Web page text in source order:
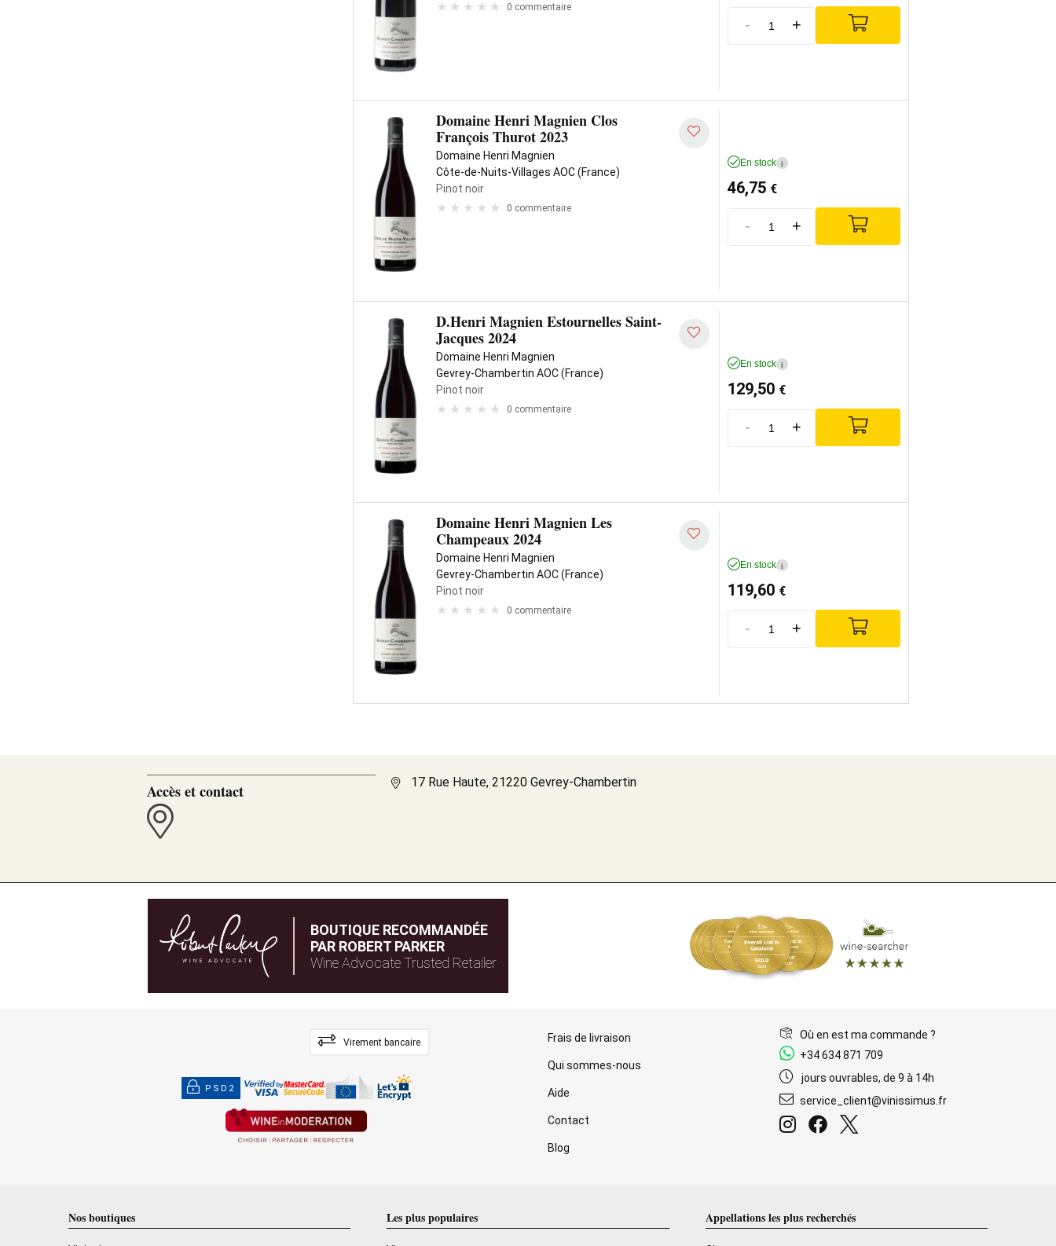
0 commentaire
- +
Domaine Henri Magnien Clos
François Thurot 2023
Domaine Henri Magnien
Côte-de-Nuits-Villages AOC (France)
Pinot noir
0 commentaire
En stock i
46,75 €
- +
D.Henri Magnien Estournelles Saint-
Jacques 2024
Domaine Henri Magnien
Gevrey-Chambertin AOC (France)
Pinot noir
0 commentaire
En stock i
129,50 €
- +
Domaine Henri Magnien Les
Champeaux 2024
Domaine Henri Magnien
Gevrey-Chambertin AOC (France)
Pinot noir
0 commentaire
En stock i
119,60 €
- +
Accès et contact 17 Rue Haute, 21220 Gevrey-Chambertin
BOUTIQUE RECOMMANDÉE
PAR ROBERT PARKER
Wine Advocate Trusted Retailer
Virement bancaire
PSD2
Frais de livraison
Qui sommes-nous
Aide
Contact
Blog
Où en est ma commande ?
+34 634 871 709
jours ouvrables, de 9 à 14h
service_client@vinissimus.fr
Nos boutiques Les plus populaires Appellations les plus recherchés